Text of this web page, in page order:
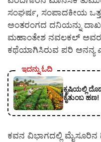
ಸಂಘರ್ಷ, ಸಂಪಾದಕೀಯ
ಅಂತರಂಗದ ದನಿಯನ್ನು
ಮಹಾಂತೇಶ ನವಲಕಲ್
ಕಥೆಯಾಗಿಸಿರುವ ಪರಿ ಅನನ್ಯ
ಇದನ್ನು ಓದಿ
ಕೃಷಿಯಲ್ಲಿ
ಕೈತುಂಬ ಹಣ!
ಕವನ ವಿಭಾಗದಲ್ಲಿ